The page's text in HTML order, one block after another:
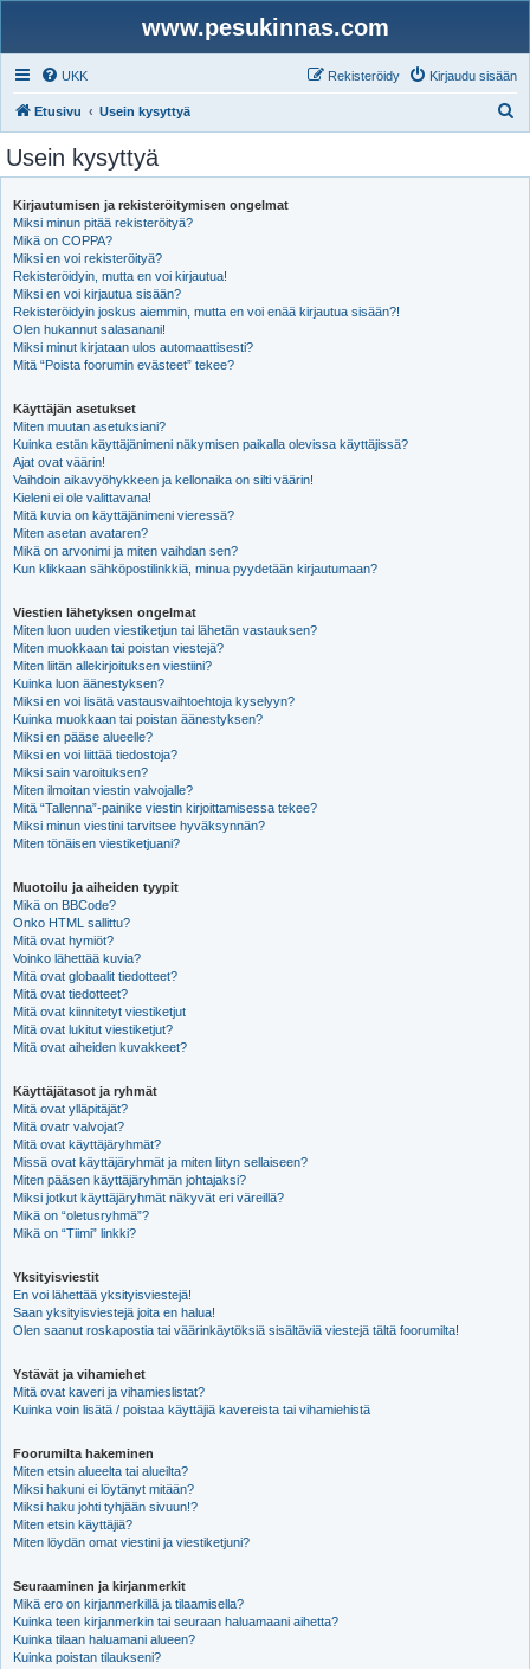
www.pesukinnas.com
UKK Kirjaudu sisään
Rekisteröidy
Etusivu Usein kysyttyä
Usein kysyttyä
Kirjautumisen ja rekisteröitymisen ongelmat
Miksi minun pitää rekisteröityä?
Mikä on COPPA?
Miksi en voi rekisteröityä?
Rekisteröidyin, mutta en voi kirjautua!
Miksi en voi kirjautua sisään?
Rekisteröidyin joskus aiemmin, mutta en voi enää kirjautua sisään?!
Olen hukannut salasanani!
Miksi minut kirjataan ulos automaattisesti?
Mitä “Poista foorumin evästeet” tekee?
Käyttäjän asetukset
Miten muutan asetuksiani?
Kuinka estän käyttäjänimeni näkymisen paikalla olevissa käyttäjissä?
Ajat ovat väärin!
Vaihdoin aikavyöhykkeen ja kellonaika on silti väärin!
Kieleni ei ole valittavana!
Mitä kuvia on käyttäjänimeni vieressä?
Miten asetan avataren?
Mikä on arvonimi ja miten vaihdan sen?
Kun klikkaan sähköpostilinkkiä, minua pyydetään kirjautumaan?
Viestien lähetyksen ongelmat
Miten luon uuden viestiketjun tai lähetän vastauksen?
Miten muokkaan tai poistan viestejä?
Miten liitän allekirjoituksen viestiini?
Kuinka luon äänestyksen?
Miksi en voi lisätä vastausvaihtoehtoja kyselyyn?
Kuinka muokkaan tai poistan äänestyksen?
Miksi en pääse alueelle?
Miksi en voi liittää tiedostoja?
Miksi sain varoituksen?
Miten ilmoitan viestin valvojalle?
Mitä “Tallenna”-painike viestin kirjoittamisessa tekee?
Miksi minun viestini tarvitsee hyväksynnän?
Miten tönäisen viestiketjuani?
Muotoilu ja aiheiden tyypit
Mikä on BBCode?
Onko HTML sallittu?
Mitä ovat hymiöt?
Voinko lähettää kuvia?
Mitä ovat globaalit tiedotteet?
Mitä ovat tiedotteet?
Mitä ovat kiinnitetyt viestiketjut
Mitä ovat lukitut viestiketjut?
Mitä ovat aiheiden kuvakkeet?
Käyttäjätasot ja ryhmät
Mitä ovat ylläpitäjät?
Mitä ovatr valvojat?
Mitä ovat käyttäjäryhmät?
Missä ovat käyttäjäryhmät ja miten liityn sellaiseen?
Miten pääsen käyttäjäryhmän johtajaksi?
Miksi jotkut käyttäjäryhmät näkyvät eri väreillä?
Mikä on “oletusryhmä”?
Mikä on “Tiimi” linkki?
Yksityisviestit
En voi lähettää yksityisviestejä!
Saan yksityisviestejä joita en halua!
Olen saanut roskapostia tai väärinkäytöksiä sisältäviä viestejä tältä foorumilta!
Ystävät ja vihamiehet
Mitä ovat kaveri ja vihamieslistat?
Kuinka voin lisätä / poistaa käyttäjiä kavereista tai vihamiehistä
Foorumilta hakeminen
Miten etsin alueelta tai alueilta?
Miksi hakuni ei löytänyt mitään?
Miksi haku johti tyhjään sivuun!?
Miten etsin käyttäjiä?
Miten löydän omat viestini ja viestiketjuni?
Seuraaminen ja kirjanmerkit
Mikä ero on kirjanmerkillä ja tilaamisella?
Kuinka teen kirjanmerkin tai seuraan haluamaani aihetta?
Kuinka tilaan haluamani alueen?
Kuinka poistan tilaukseni?